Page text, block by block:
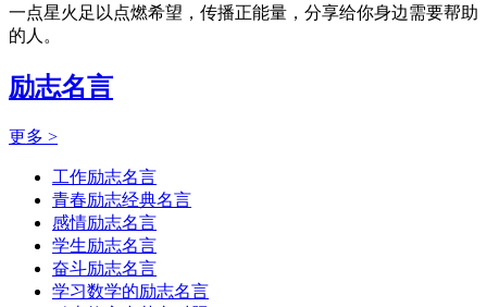
一点星火足以点燃希望，传播正能量，分享给你身边需要帮助
的人。
励志名言
更多 >
工作励志名言
青春励志经典名言
感情励志名言
学生励志名言
奋斗励志名言
学习数学的励志名言